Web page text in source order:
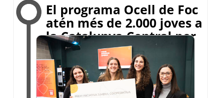
El programa Ocell de Foc
atén més de 2.000 joves a
la Catalunya Central per
prevenir problemes
emocionals i combatre
l'estigma en salut
mental